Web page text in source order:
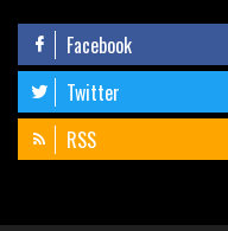
Facebook
Twitter
RSS